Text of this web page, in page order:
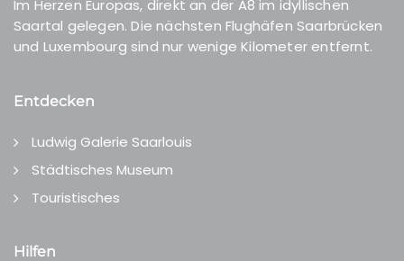
Im Herzen Europas, direkt an der A8 im idyllischen
Saartal gelegen. Die nächsten Flughäfen Saarbrücken
und Luxembourg sind nur wenige Kilometer entfernt.
Entdecken
Ludwig Galerie Saarlouis
Städtisches Museum
Touristisches
Hilfen